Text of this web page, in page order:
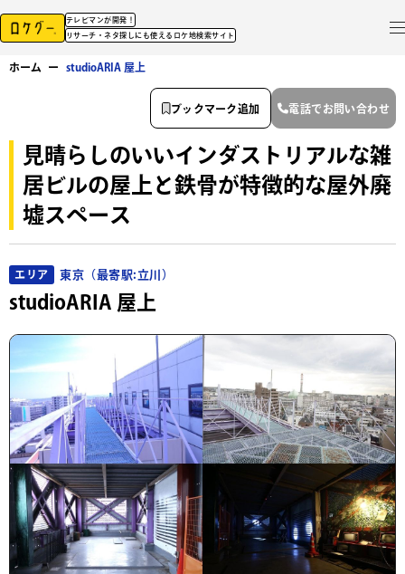
テレビマンが開発！
リサーチ・ネタ探しにも使えるロケ地検索サイト
ホーム ー studioARIA 屋上
見晴らしのいいインダストリアルな雑
居ビルの屋上と鉄骨が特徴的な屋外廃
墟スペース
エリア 東京（最寄駅:立川）
studioARIA 屋上
ブックマーク追加 電話でお問い合わせ